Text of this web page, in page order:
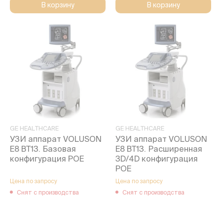
В корзину В корзину
GE HEALTHCARE
УЗИ аппарат VOLUSON
E8 BT13. Базовая
конфигурация POE
Цена по запросу
Снят с производства
GE HEALTHCARE
УЗИ аппарат VOLUSON
E8 BT13. Расширенная
3D/4D конфигурация
POE
Цена по запросу
Снят с производства